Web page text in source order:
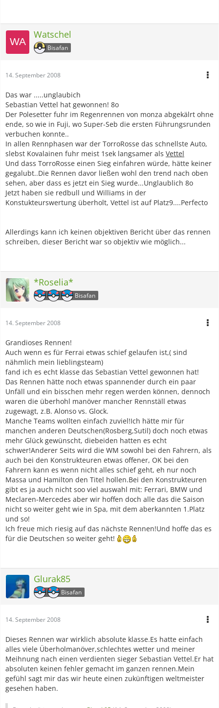
Watschel
Bisafan
14. September 2008
Das war .....unglaubich
Sebastian Vettel hat gewonnen! 8o
Der Polesetter fuhr im Regenrennen von monza abgekälrt ohne
ende, so wie in Fuji, wo Super-Seb die ersten Führungsrunden
verbuchen konnte..
In allen Rennphasen war der TorroRosse das schnellste Auto,
slebst Kovalainen fuhr meist 1sek langsamer als Vettel
Und dass TorroRosse einen Sieg einfahren würde, hätte keiner
gegalubt..Die Rennen davor ließen wohl den trend nach oben
sehen, aber dass es jetzt ein Sieg wurde...Unglaublich 8o
Jetzt haben sie redbull und Williams in der
Konstukteurswertung überholt, Vettel ist auf Platz9....Perfecto
Allerdings kann ich keinen objektiven Bericht über das rennen
schreiben, dieser Bericht war so objektiv wie möglich...
*Roselia*
Bisafan
14. September 2008
Grandioses Rennen!
Auch wenn es für Ferrai etwas schief gelaufen ist,( sind
nähmlich mein lieblingsteam)
fand ich es echt klasse das Sebastian Vettel gewonnen hat!
Das Rennen hätte noch etwas spannender durch ein paar
Unfäll und ein bisschen mehr regen werden können, dennoch
waren die überhohl manöver mancher Rennställ etwas
zugewagt, z.B. Alonso vs. Glock.
Manche Teams wollten einfach zuviel!Ich hätte mir für
manchen anderen Deutschen(Rosberg,Sutil) doch noch etwas
mehr Glück gewünscht, diebeiden hatten es echt
schwer!Anderer Seits wird die WM sowohl bei den Fahrern, als
auch bei den Konstrukteuren etwas offener, OK bei den
Fahrern kann es wenn nicht alles schief geht, eh nur noch
Massa und Hamilton den Titel hollen.Bei den Konstrukteuren
gibt es ja auch nicht soo viel auswahl mit: Ferrari, BMW und
Meclaren-Mercedes aber wir hoffen doch alle das die Saison
nicht so weiter geht wie in Spa, mit dem aberkannten 1.Platz
und so!
Ich freue mich riesig auf das nächste Rennen!Und hoffe das es
für die Deutschen so weiter geht!
Glurak85
Bisafan
14. September 2008
Dieses Rennen war wirklich absolute klasse.Es hatte einfach
alles viele Überholmanöver,schlechtes wetter und meiner
Meihnung nach einen verdienten sieger Sebastian Vettel.Er hat
absoluten keinen fehler gemacht im ganzen rennen.Mein
gefühl sagt mir das wir heute einen zukünftigen weltmeister
gesehen haben.